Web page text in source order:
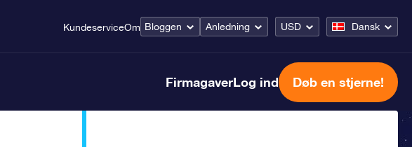
KundeserviceOm Bloggen Anledning USD Dansk
FirmagaverLog ind Døb en stjerne!